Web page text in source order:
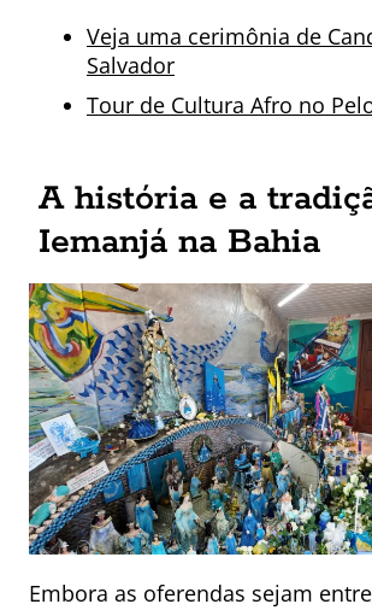
Veja uma cerimônia de
Salvador
Tour de Cultura Afro no
A história e a
Iemanjá na Bahia
Embora as oferendas sejam